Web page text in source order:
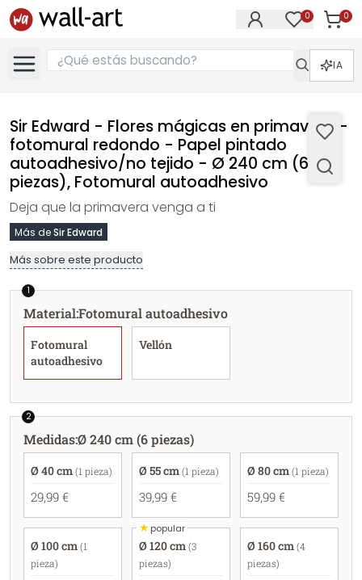
0 0
IA
Sir Edward - Flores mágicas en primavera -
fotomural redondo - Papel pintado
autoadhesivo/no tejido - Ø 240 cm (6
piezas), Fotomural autoadhesivo
Deja que la primavera venga a ti
Más deSir Edward
Más sobre este producto
1
Material:Fotomural autoadhesivo
Fotomural
autoadhesivo
Vellón
2
Medidas:Ø 240 cm (6 piezas)
Ø 40 cm (1 pieza)
29,99 €
Ø 55 cm (1 pieza)
39,99 €
Ø 80 cm (1 pieza)
59,99 €
Ø 100 cm (1
pieza)
★popular
Ø 120 cm (3
piezas)
Ø 160 cm (4
piezas)